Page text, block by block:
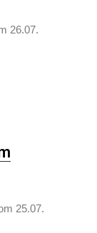
26.07.
25.07.